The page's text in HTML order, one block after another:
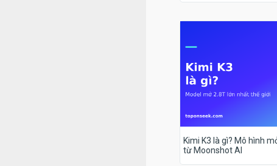
Kimi K3 là gì? Mô hình
từ Moonshot AI